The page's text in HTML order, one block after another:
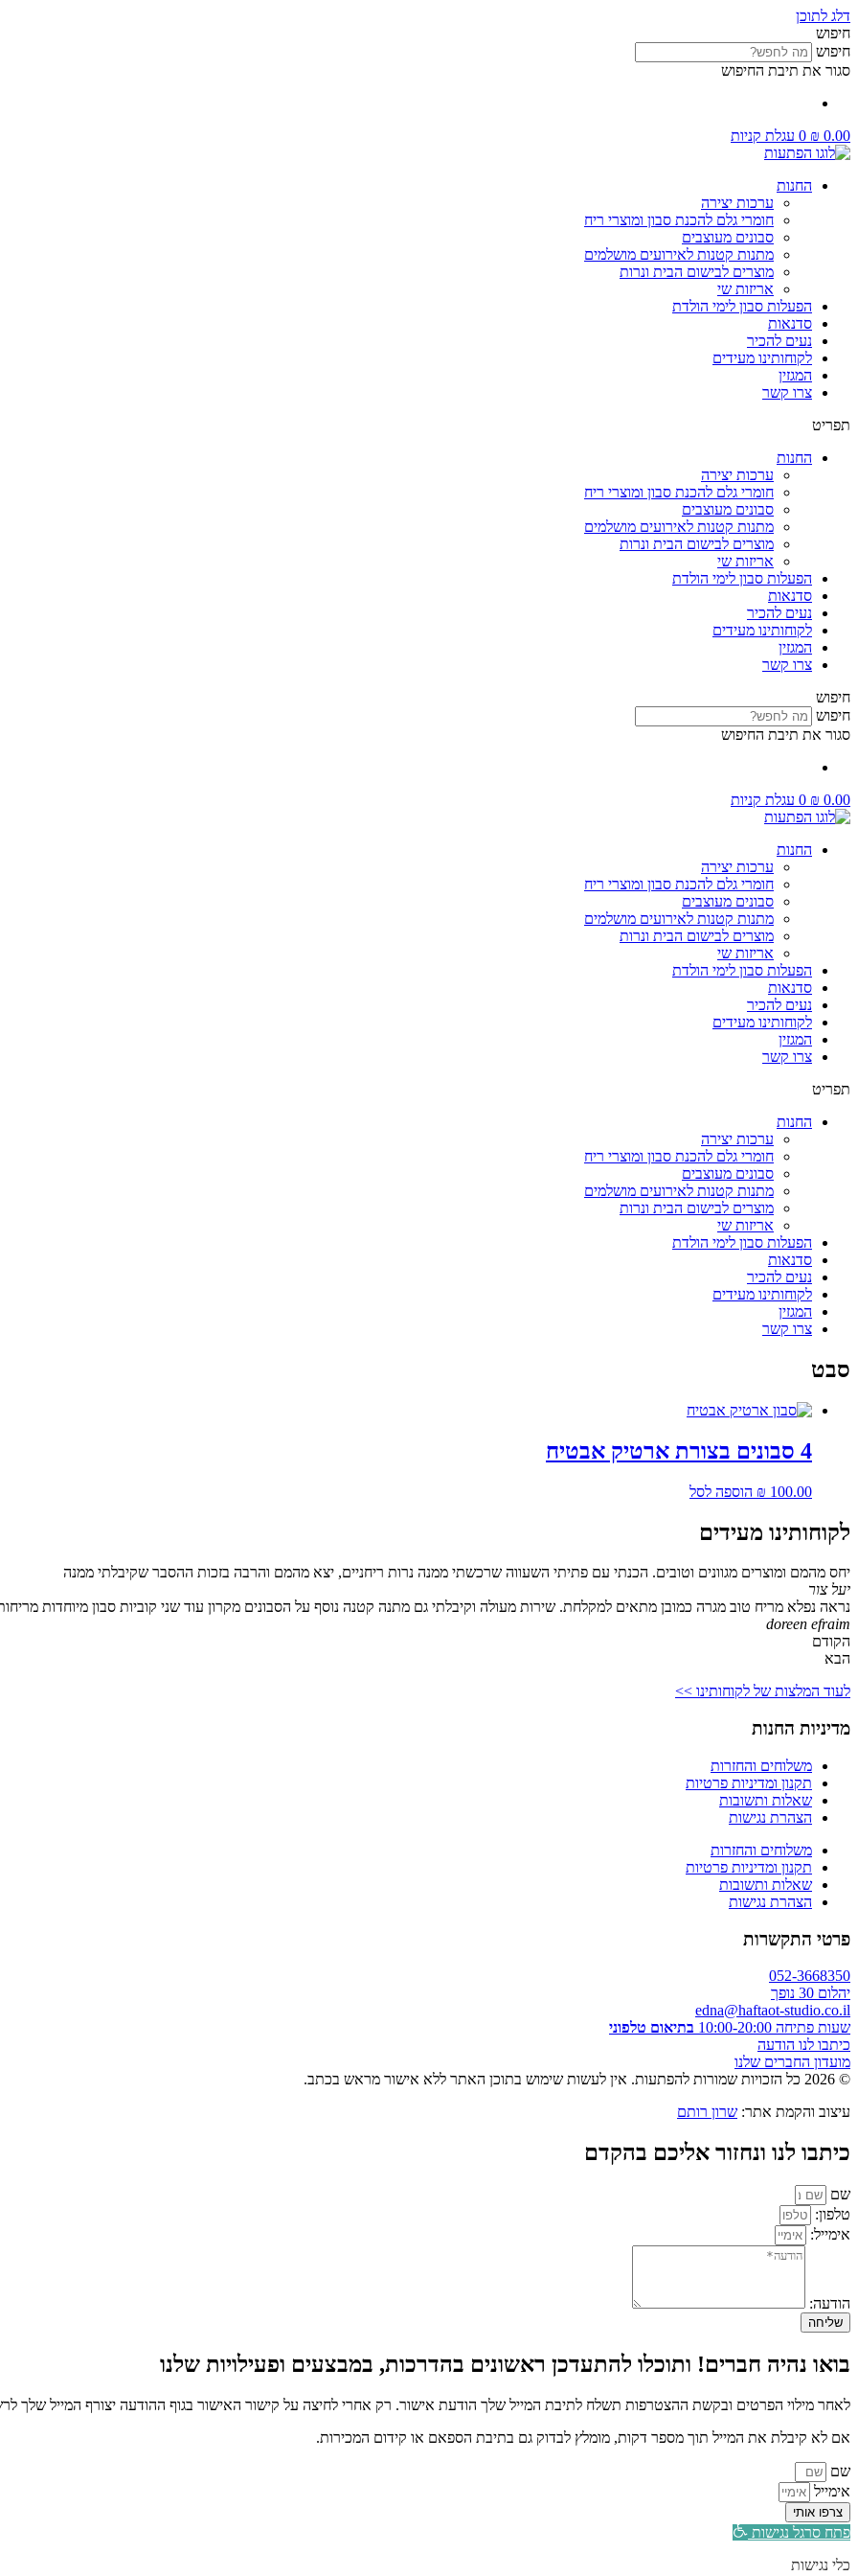
דלג לתוכן
חיפוש
חיפוש
סגור את תיבת החיפוש
₪ 0.00
0 עגלת קניות
החנות
ערכות יצירה
חומרי גלם להכנת סבון ומוצרי ריח
סבונים מעוצבים
מתנות קטנות לאירועים מושלמים
מוצרים לבישום הבית ונרות
אריזות שי
הפעלות סבון לימי הולדת
סדנאות
נעים להכיר
לקוחותינו מעידים
המגזין
צרו קשר
תפריט
החנות
ערכות יצירה
חומרי גלם להכנת סבון ומוצרי ריח
סבונים מעוצבים
מתנות קטנות לאירועים מושלמים
מוצרים לבישום הבית ונרות
אריזות שי
הפעלות סבון לימי הולדת
סדנאות
נעים להכיר
לקוחותינו מעידים
המגזין
צרו קשר
חיפוש
חיפוש
סגור את תיבת החיפוש
₪ 0.00
0 עגלת קניות
החנות
ערכות יצירה
חומרי גלם להכנת סבון ומוצרי ריח
סבונים מעוצבים
מתנות קטנות לאירועים מושלמים
מוצרים לבישום הבית ונרות
אריזות שי
הפעלות סבון לימי הולדת
סדנאות
נעים להכיר
לקוחותינו מעידים
המגזין
צרו קשר
תפריט
החנות
ערכות יצירה
חומרי גלם להכנת סבון ומוצרי ריח
סבונים מעוצבים
מתנות קטנות לאירועים מושלמים
מוצרים לבישום הבית ונרות
אריזות שי
הפעלות סבון לימי הולדת
סדנאות
נעים להכיר
לקוחותינו מעידים
המגזין
צרו קשר
סבט
4 סבונים בצורת ארטיק אבטיח
₪ 100.00 הוספה לסל
לקוחותינו מעידים
יחס מהמם ומוצרים מגוונים וטובים. הכנתי עם פתיתי השעווה שרכשתי ממנה נרות ריחניים, יצא מהמם והרבה בזכות ההסבר שקיבלתי ממנה
יעל צור
נראה נפלא מריח טוב מגרה כמובן מתאים למקלחת. שירות מעולה וקיבלתי גם מתנה קטנה נוסף על הסבונים מקרון עוד שני קוביות סבון מיוחדות
doreen efraim
הקודם
הבא
לעוד המלצות של לקוחותינו >>
מדיניות החנות
משלוחים והחזרות
תקנון ומדיניות פרטיות
שאלות ותשובות
הצהרת נגישות
משלוחים והחזרות
תקנון ומדיניות פרטיות
שאלות ותשובות
הצהרת נגישות
פרטי התקשרות
052-3668350
יהלום 30 נופך
edna@haftaot-studio.co.il
שעות פתיחה 10:00-20:00
בתיאום טלפוני
כיתבו לנו הודעה
מועדון החברים שלנו
© 2026 כל הזכויות שמורות להפתעות. אין לעשות שימוש בתוכן האתר ללא אישור מראש בכתב.
עיצוב והקמת אתר: שרון רותם
כיתבו לנו ונחזור אליכם בהקדם
שם
טלפון:
אימייל:
הודעה:
שליחה
בואו נהיה חברים! ותוכלו להתעדכן ראשונים בהדרכות, במבצעים ופעילויות שלנו
לאחר מילוי הפרטים ובקשת ההצטרפות תשלח לתיבת המייל שלך הודעת אישור. רק אחרי לחיצה על קישור האישור בגוף ההודעה יצורף המייל שלך
אם לא קיבלת את המייל תוך מספר דקות, מומלץ לבדוק גם בתיבת הספאם או קידום המכירות.
שם
אימייל
צרפו אותי
פתח סרגל נגישות
כלי נגישות